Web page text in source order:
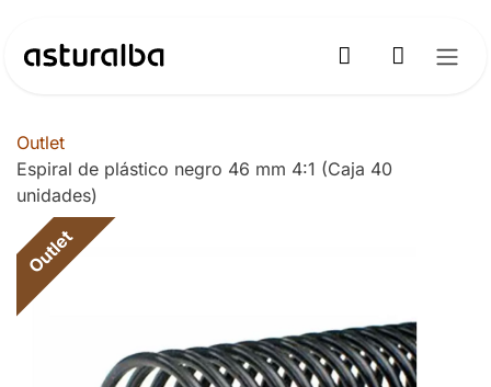
Outlet
Espiral de plástico negro 46 mm 4:1 (Caja 40
unidades)
Outlet